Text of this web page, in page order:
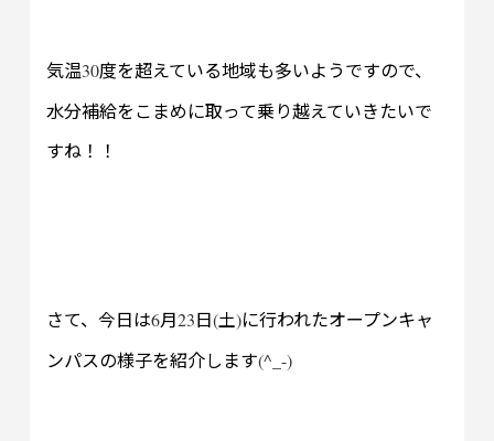
気温30度を超えている地域も多いようですので、
水分補給をこまめに取って乗り越えていきたいで
すね！！
さて、今日は6月23日(土)に行われたオープンキャ
ンパスの様子を紹介します(^_-)